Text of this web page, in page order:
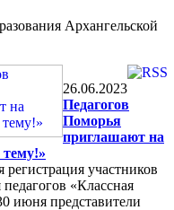
Архангельской
26.06.2023
Педагогов
Поморья
приглашают на
регистрация участников
педагогов «Классная
июня представители